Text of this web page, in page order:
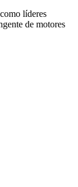
líderes
de motores